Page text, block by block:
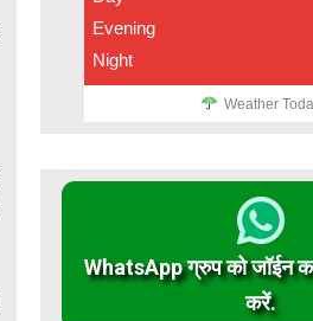
Evening
Night
Weather
WhatsApp ग्रुप को जॉईन
करें.